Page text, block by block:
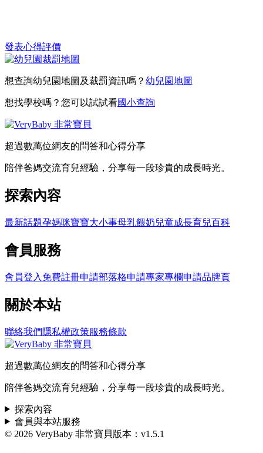
發表心得評價
想查詢幼兒園地圖及裁罰資訊嗎？ 幼兒園地圖
想找學校嗎？您可以試試看國小查詢
超過數萬位網友的問答和心得分享
陪伴爸媽交流育兒經驗，分享每一段珍貴的成長時光。
探索內容
最新話題孕媽咪寶寶大小事母乳餵奶兒童成長育兒百科
會員服務
會員登入 免費註冊申請部落格申請專家專欄申請品牌頁
關於本站
聯絡我們 隱私權政策服務條款
超過數萬位網友的問答和心得分享
陪伴爸媽交流育兒經驗，分享每一段珍貴的成長時光。
探索內容
會員與本站服務
© 2026 VeryBaby 非常寶貝版本：v1.5.1